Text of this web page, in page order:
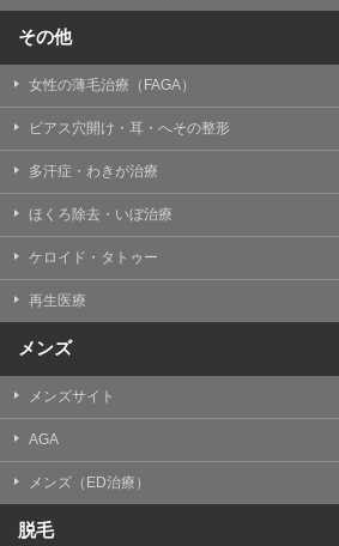
その他
女性の薄毛治療（FAGA）
ピアス穴開け・耳・へその整形
多汗症・わきが治療
ほくろ除去・いぼ治療
ケロイド・タトゥー
再生医療
メンズ
メンズサイト
AGA
メンズ（ED治療）
脱毛